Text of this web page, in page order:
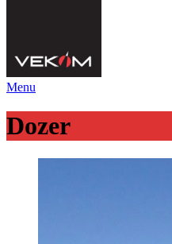
Menu
Dozer